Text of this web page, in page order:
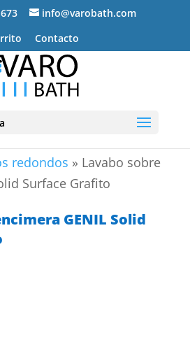
info@varobath.com
Contacto
redondos » Lavabo sobre
Surface Grafito
GENIL Solid